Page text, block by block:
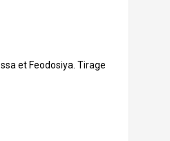
et Feodosiya. Tirage